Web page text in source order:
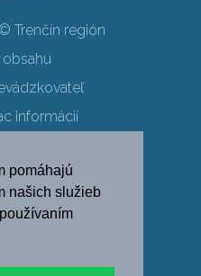
pomáhajú
našich služieb
Trenčín región
obsahu
informácií
údajov
DE
PL